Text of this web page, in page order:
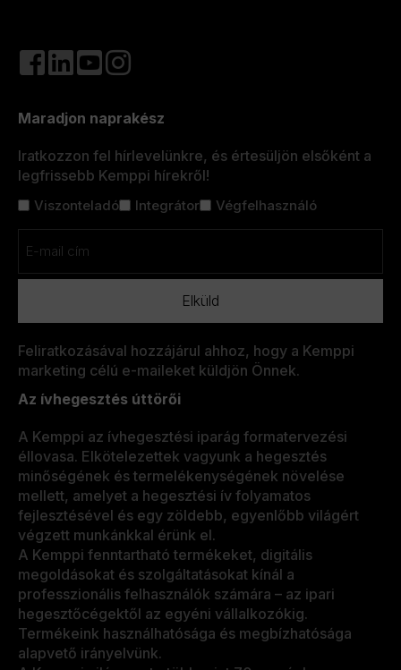
Maradjon naprakész
Iratkozzon fel hírlevelünkre, és értesüljön elsőként a
legfrissebb Kemppi hírekről!
CímViszonteladó Integrátor Végfelhasználó
(Kötelező)
Feliratkozásával hozzájárul ahhoz, hogy a Kemppi
marketing célú e-maileket küldjön Önnek.
Az ívhegesztés úttörői
A Kemppi az ívhegesztési iparág formatervezési
éllovasa. Elkötelezettek vagyunk a hegesztés
minőségének és termelékenységének növelése
mellett, amelyet a hegesztési ív folyamatos
fejlesztésével és egy zöldebb, egyenlőbb világért
végzett munkánkkal érünk el.
A Kemppi fenntartható termékeket, digitális
megoldásokat és szolgáltatásokat kínál a
professzionális felhasználók számára – az ipari
hegesztőcégektől az egyéni vállalkozókig.
Termékeink használhatósága és megbízhatósága
alapvető irányelvünk.